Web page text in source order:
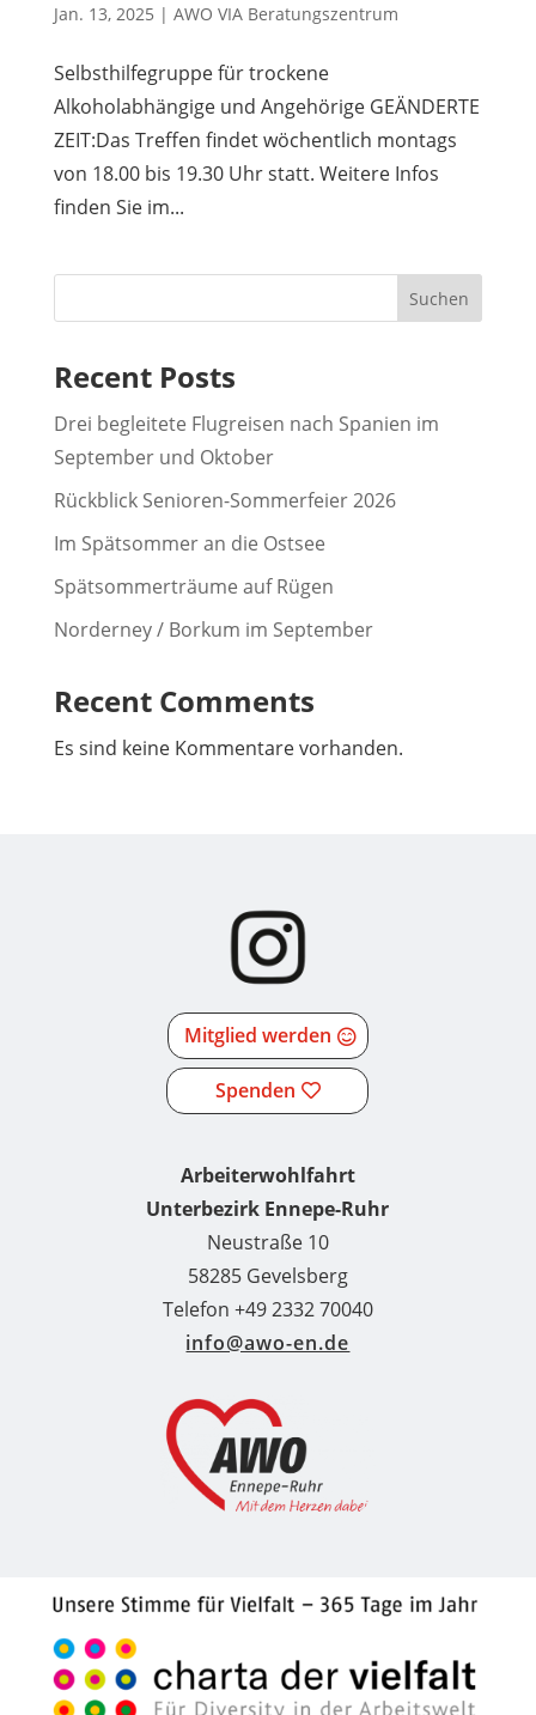
Jan. 13, 2025 | AWO VIA Beratungszentrum
Selbsthilfegruppe für trockene
Alkoholabhängige und Angehörige GEÄNDERTE
ZEIT:Das Treffen findet wöchentlich montags
von 18.00 bis 19.30 Uhr statt. Weitere Infos
finden Sie im...
Suchen
Recent Posts
Drei begleitete Flugreisen nach Spanien im
September und Oktober
Rückblick Senioren-Sommerfeier 2026
Im Spätsommer an die Ostsee
Spätsommerträume auf Rügen
Norderney / Borkum im September
Recent Comments
Es sind keine Kommentare vorhanden.
Mitglied werden
Spenden
Arbeiterwohlfahrt
Unterbezirk Ennepe-Ruhr
Neustraße 10
58285 Gevelsberg
Telefon +49 2332 70040
info@awo-en.de